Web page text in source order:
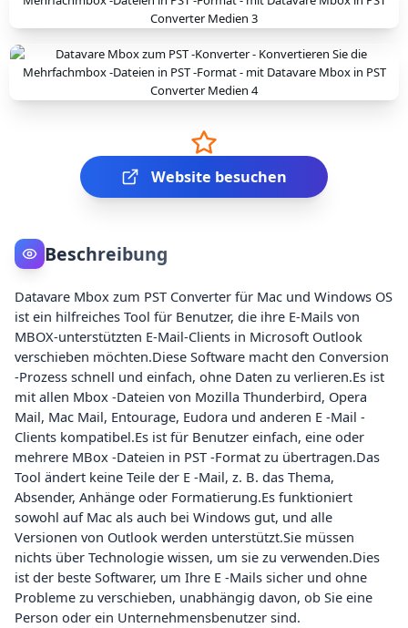
Website besuchen
Beschreibung
Datavare Mbox zum PST Converter für Mac und Windows OS
ist ein hilfreiches Tool für Benutzer, die ihre E-Mails von
MBOX-unterstützten E-Mail-Clients in Microsoft Outlook
verschieben möchten.Diese Software macht den Conversion
-Prozess schnell und einfach, ohne Daten zu verlieren.Es ist
mit allen Mbox -Dateien von Mozilla Thunderbird, Opera
Mail, Mac Mail, Entourage, Eudora und anderen E -Mail -
Clients kompatibel.Es ist für Benutzer einfach, eine oder
mehrere MBox -Dateien in PST -Format zu übertragen.Das
Tool ändert keine Teile der E -Mail, z. B. das Thema,
Absender, Anhänge oder Formatierung.Es funktioniert
sowohl auf Mac als auch bei Windows gut, und alle
Versionen von Outlook werden unterstützt.Sie müssen
nichts über Technologie wissen, um sie zu verwenden.Dies
ist der beste Softwarer, um Ihre E -Mails sicher und ohne
Probleme zu verschieben, unabhängig davon, ob Sie eine
Person oder ein Unternehmensbenutzer sind.